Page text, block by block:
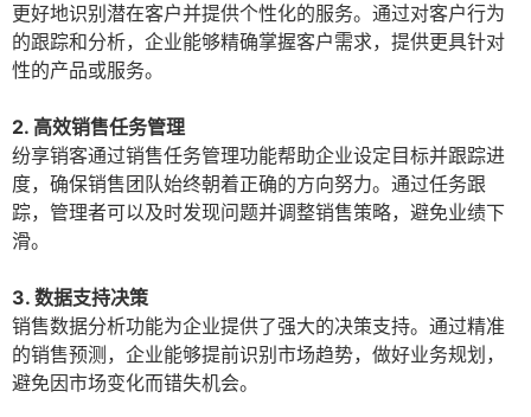
更好地识别潜在客户并提供个性化的服务。通过对客户行为
的跟踪和分析，企业能够精确掌握客户需求，提供更具针对
性的产品或服务。
2. 高效销售任务管理
纷享销客通过销售任务管理功能帮助企业设定目标并跟踪进
度，确保销售团队始终朝着正确的方向努力。通过任务跟
踪，管理者可以及时发现问题并调整销售策略，避免业绩下
滑。
3. 数据支持决策
销售数据分析功能为企业提供了强大的决策支持。通过精准
的销售预测，企业能够提前识别市场趋势，做好业务规划，
避免因市场变化而错失机会。